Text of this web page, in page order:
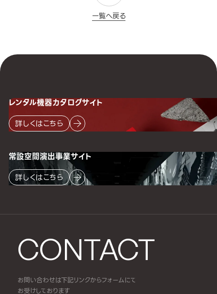
一覧へ戻る
CONTACT
お問い合わせは下記リンクからフォームにて
お受けしております
レンタル機器カタログサイト
詳しくはこちら
常設空間演出事業サイト
詳しくはこちら